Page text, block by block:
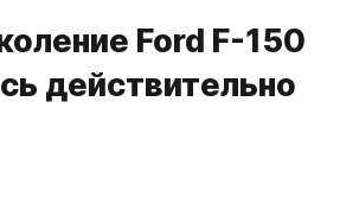
Ford F-150
действительно